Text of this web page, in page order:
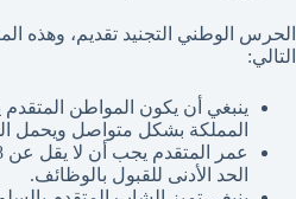
الحرس الوطني التجنيد تقديم، وهذه
التالي:
ينبغي أن يكون المواطن
المملكة بشكل متواصل ويحمل
الحد الأدنى للقبول بالوظائف.